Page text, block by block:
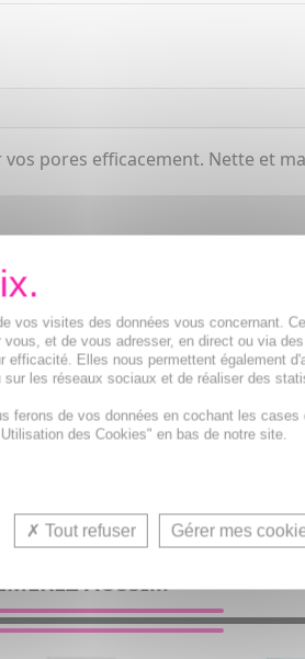
pores efficacement. Nette et
Crème matifiante
AUSSI...
vos visites des données vous concernant.
et de vous adresser, en direct ou via
Elles nous permettent également
les réseaux sociaux et de réaliser des
ferons de vos données en cochant les cases
des Cookies" en bas de notre site.
Tout refuser Gérer mes